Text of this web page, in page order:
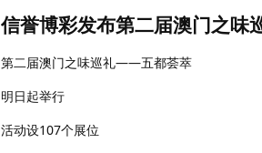
信誉博彩发布第二届澳门之
第二届澳门之味巡礼——五都荟萃
明日起举行
活动设107个展位